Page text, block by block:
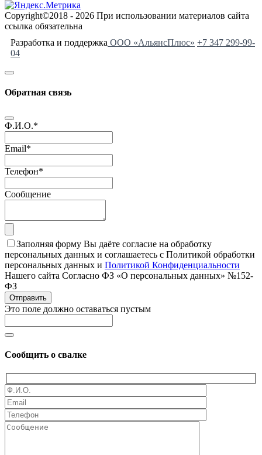
Copyright©2018 - 2026 При использовании материалов сайта
ссылка обязательна
Разработка и поддержка ООО «АльянсПлюс» +7 347 299-99-
04
Обратная связь
Ф.И.О.*
Email*
Телефон*
Сообщение
Заполняя форму Вы даёте согласие на обработку
персональных данных и соглашаетесь с Политикой обработки
персональных данных и Политикой Конфиденциальности
Нашего сайта Согласно ФЗ «О персональных данных» №152-
ФЗ
Отправить
Это поле должно оставаться пустым
Сообщить о свалке